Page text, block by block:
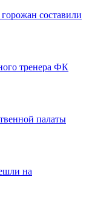
составили
тренера ФК
палаты
на